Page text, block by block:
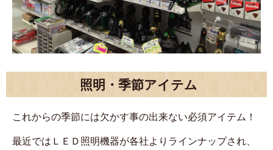
照明・季節アイテム
これからの季節には欠かす事の出来ない必須アイテム！
最近ではＬＥＤ照明機器が各社よりラインナップされ、